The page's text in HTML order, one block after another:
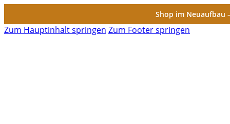
Shop im Neuaufbau
Zum Hauptinhalt springen Zum Footer springen